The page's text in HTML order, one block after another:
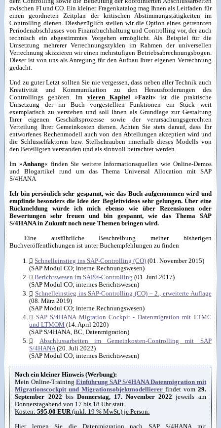
zwischen FI und CO. Ein kleiner Fragenkatalog mag Ihnen als Leitfaden für
einen geordneten Zeitplan der kritischen Abstimmungstätigkeiten im
Controlling dienen. Diesbezüglich stellen wir die Option eines getrennten
Periodenabschlusses von Finanzbuchhaltung und Controlling vor, der auch
technisch ein abgestimmtes Vorgehen ermöglicht. Als Beispiel für die
Umsetzung mehrerer Verrechnungszyklen im Rahmen der universellen
Verrechnung skizzieren wir einen mehrstufigen Betriebsabrechnungsbogen.
Dieser ist von uns als Anregung für den Aufbau Ihrer eigenen Verrechnung
gedacht.
Und zu guter Letzt sollten Sie nie vergessen, dass neben aller Technik auch
Kreativität und Kommunikation zu den Herausforderungen des
Controllings gehören. Im vieren Kapitel »Fazit« ist die praktische
Umsetzung der im Buch vorgestellten Funktionen ein Stück weit
exemplarisch zu verstehen und soll Ihnen als Grundlage zur Gestaltung
Ihrer eigenen Geschäftsprozesse sowie der verursachungsgerechten
Verteilung Ihrer Gemeinkosten dienen. Achten Sie stets darauf, dass Ihr
entworfenes Rechenmodell auch von den Abteilungen akzeptiert wird und
die Schlüsselfaktoren bzw. Stellschrauben innerhalb dieses Modells von
den Beteiligten verstanden und als sinnvoll betrachtet werden.
Im »Anhang« finden Sie weitere Informationsquellen wie Online-Demos
und Blogartikel rund um das Thema Universal Allocation mit SAP
S/4HANA
Ich bin persönlich sehr gespannt, wie das Buch aufgenommen wird und
empfinde besonders die Idee der Begleitvideos sehr gelungen. Über eine
Rückmeldung würde ich mich ebenso wie über Rezensionen oder
Bewertungen sehr freuen und bin gespannt, wie das Thema SAP
S/4HANA in Zukunft noch neue Themen bringen wird.
Eine ausführliche Beschreibung meiner bisherigen
Buchveröffentlichungen ist unter Buchempfehlungen zu finden
 Schnelleinstieg ins SAP-Controlling (CO) (01. November 2015)
(SAP Modul CO; interne Rechnungswesen)
 Berichtswesen im SAP®-Controlling (01. Juni 2017)
(SAP Modul CO; internes Berichtswesen)
 Schnelleinstieg ins SAP-Controlling (CO) – 2., erweiterte Auflage
(08. März 2019)
(SAP Modul CO; interne Rechnungswesen)
 SAP S/4HANA Migration Cockpit - Datenmigration mit LTMC
und LTMOM (14. April 2020)
(SAP S/4HANA, BC, Datenmigration)

Abschlussarbeiten im Gemeinkosten-Controlling mit SAP
S/4HANA (20. Juli 2022)
(SAP Modul CO; internes Berichtswesen)
Noch ein kleiner Hinweis (Werbung):
Mein Online-Training Einführung SAP S/4HANA Datenmigration mit
Migrationscockpit und Migrationsobjektmodellierer findet vom 29.
September 2022 bis Donnerstag, 17. November 2022 jeweils am
Donnerstagabend von 17 bis 18 Uhr statt.
Kosten:595,00 EUR(inkl. 19 % MwSt.) je Person.